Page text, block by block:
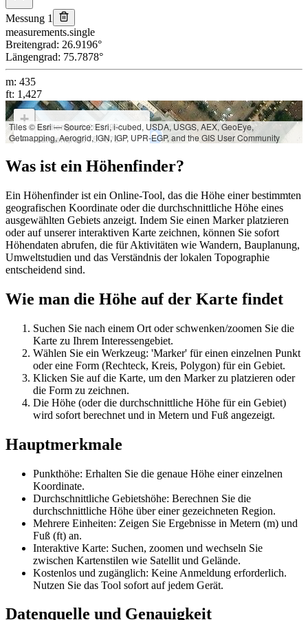
Messung 1
measurements.single
Breitengrad: 26.9196°
Längengrad: 75.7878°
m: 435
ft: 1,427
Breitengrad:26.9196°
Längengrad:75.7878°
Höhe:
m: 435
+
−
Tiles © Esri — Source: Esri, i-cubed, USDA, USGS, AEX, GeoEye,
Getmapping, Aerogrid, IGN, IGP, UPR-EGP, and the GIS User Community
Was ist ein Höhenfinder?
Ein Höhenfinder ist ein Online-Tool, das die Höhe einer bestimmten
geografischen Koordinate oder die durchschnittliche Höhe eines
ausgewählten Gebiets anzeigt. Indem Sie einen Marker platzieren
oder auf unserer interaktiven Karte zeichnen, können Sie sofort
Höhendaten abrufen, die für Aktivitäten wie Wandern, Bauplanung,
Umweltstudien und das Verständnis der lokalen Topographie
entscheidend sind.
Wie man die Höhe auf der Karte findet
Suchen Sie nach einem Ort oder schwenken/zoomen Sie die
Karte zu Ihrem Interessengebiet.
Wählen Sie ein Werkzeug: 'Marker' für einen einzelnen Punkt
oder eine Form (Rechteck, Kreis, Polygon) für ein Gebiet.
Klicken Sie auf die Karte, um den Marker zu platzieren oder
die Form zu zeichnen.
Die Höhe (oder die durchschnittliche Höhe für ein Gebiet)
wird sofort berechnet und in Metern und Fuß angezeigt.
Hauptmerkmale
Punkthöhe: Erhalten Sie die genaue Höhe einer einzelnen
Koordinate.
Durchschnittliche Gebietshöhe: Berechnen Sie die
durchschnittliche Höhe über einer gezeichneten Region.
Mehrere Einheiten: Zeigen Sie Ergebnisse in Metern (m) und
Fuß (ft) an.
Interaktive Karte: Suchen, zoomen und wechseln Sie
zwischen Kartenstilen wie Satellit und Gelände.
Kostenlos und zugänglich: Keine Anmeldung erforderlich.
Nutzen Sie das Tool sofort auf jedem Gerät.
Datenquelle und Genauigkeit